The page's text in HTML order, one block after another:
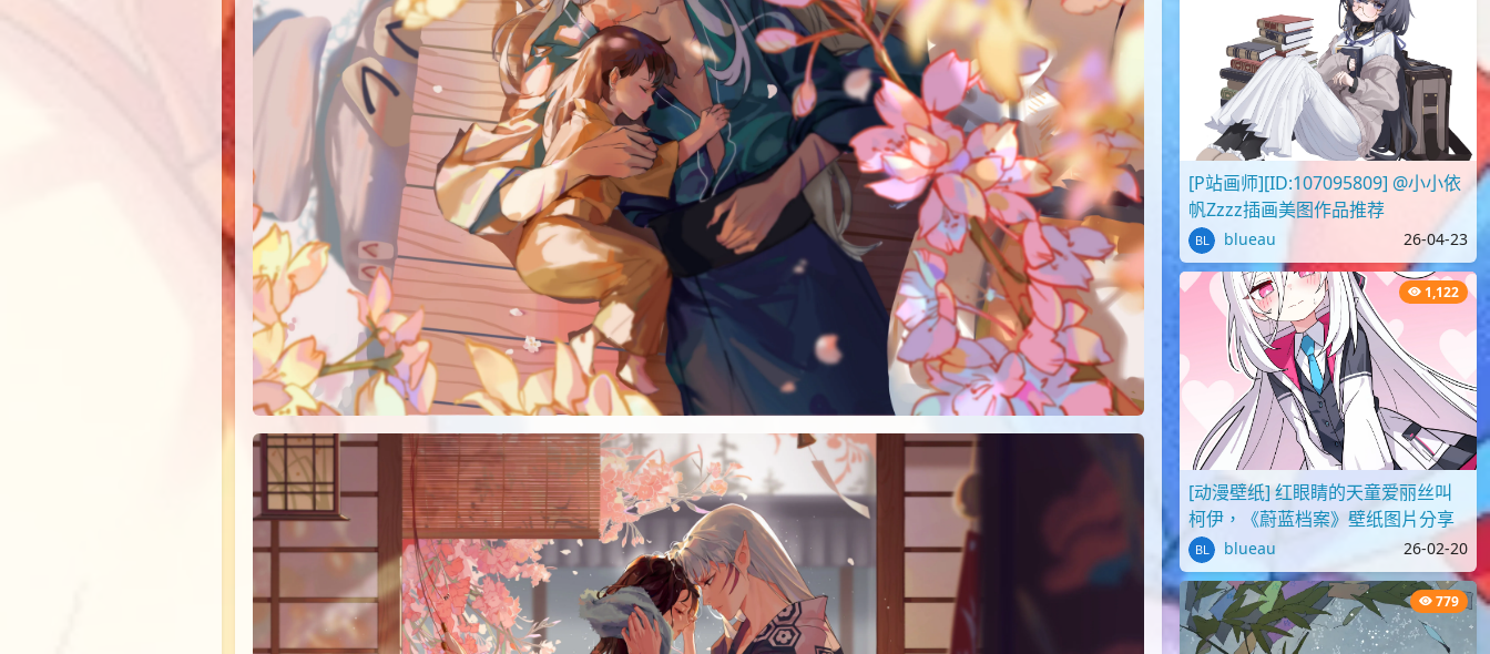
[P站画师][ID:107095809] @小小依
帆Zzzz插画美图作品推荐
blueau 26-04-23
1,122
[动漫壁纸] 红眼睛的天童爱丽丝叫
柯伊，《蔚蓝档案》壁纸图片分享
blueau 26-02-20
779